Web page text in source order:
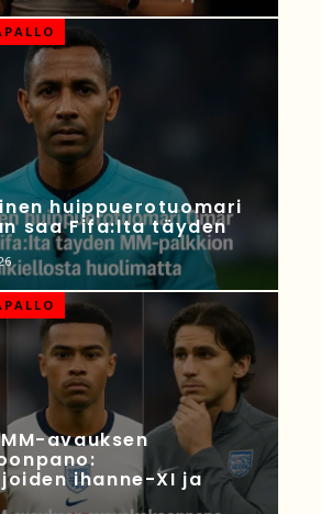
huippuerotuomari
saa Fifa:lta täyden
avauksen
ihanne-XI ja